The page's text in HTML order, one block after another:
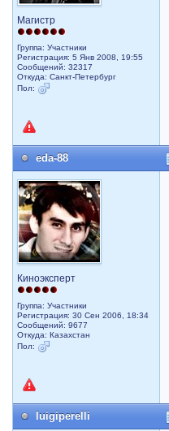
Магистр
Группа: Участники
Регистрация: 5 Янв 2008, 19:55
Сообщений: 32317
Откуда: Санкт-Петербург
Пол:
eda-88
Киноэксперт
Группа: Участники
Регистрация: 30 Сен 2006, 18:34
Сообщений: 9677
Откуда: Казахстан
Пол:
luigiperelli